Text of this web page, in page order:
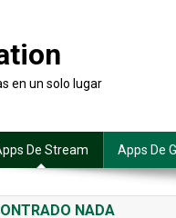
en un solo lugar
De Stream Apps De
NADA